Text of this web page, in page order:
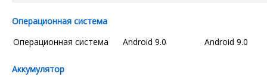
Операционная система
Операционная система
Android 9.0 Android 9.0
Аккумулятор